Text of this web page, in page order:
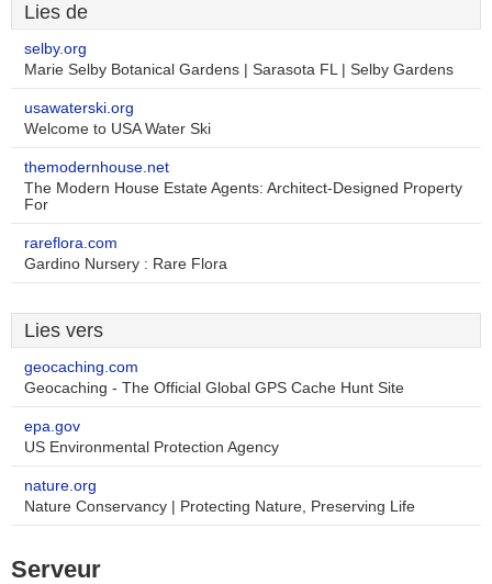
Lies de
selby.org
Marie Selby Botanical Gardens | Sarasota FL | Selby Gardens
usawaterski.org
Welcome to USA Water Ski
themodernhouse.net
The Modern House Estate Agents: Architect-Designed Property
For
rareflora.com
Gardino Nursery : Rare Flora
Lies vers
geocaching.com
Geocaching - The Official Global GPS Cache Hunt Site
epa.gov
US Environmental Protection Agency
nature.org
Nature Conservancy | Protecting Nature, Preserving Life
Serveur